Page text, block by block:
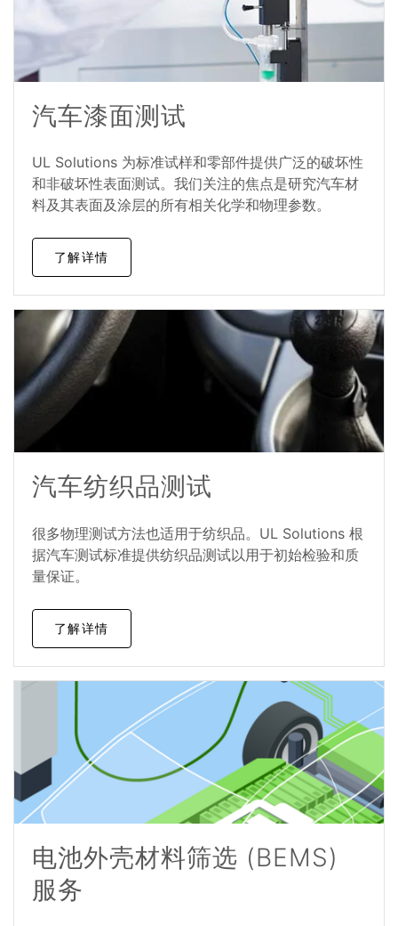
汽车漆面测试
UL Solutions 为标准试样和零部件提供广泛的破坏性
和非破坏性表面测试。我们关注的焦点是研究汽车材
料及其表面及涂层的所有相关化学和物理参数。
了解详情
汽车纺织品测试
很多物理测试方法也适用于纺织品。UL Solutions 根
据汽车测试标准提供纺织品测试以用于初始检验和质
量保证。
了解详情
电池外壳材料筛选 (BEMS)
服务